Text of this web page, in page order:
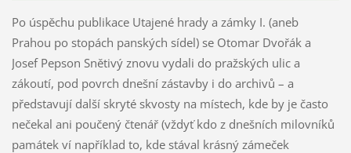
Po úspěchu publikace Utajené hrady a zámky I. (aneb
Prahou po stopách panských sídel) se Otomar Dvořák a
Josef Pepson Snětivý znovu vydali do pražských ulic a
zákoutí, pod povrch dnešní zástavby i do archivů – a
představují další skryté skvosty na místech, kde by je často
nečekal ani poučený čtenář (vždyť kdo z dnešních milovníků
památek ví například to, kde stával krásný zámeček